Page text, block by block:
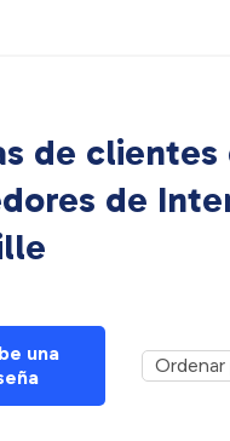
de clientes
de
una